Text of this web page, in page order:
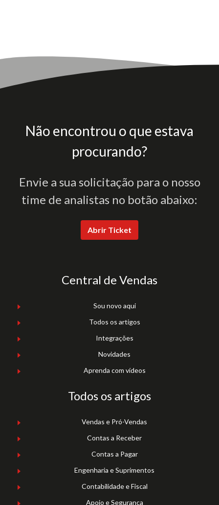
Não encontrou o que estava
procurando?
Envie a sua solicitação para o nosso
time de analistas no botão abaixo:
Abrir Ticket
Central de Vendas
Sou novo aqui
Todos os artigos
Integrações
Novidades
Aprenda com vídeos
Todos os artigos
Vendas e Pró-Vendas
Contas a Receber
Contas a Pagar
Engenharia e Suprimentos
Contabilidade e Fiscal
Apoio e Segurança